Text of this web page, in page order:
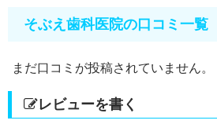
そぶえ歯科医院の口コミ一覧
まだ口コミが投稿されていません。
レビューを書く